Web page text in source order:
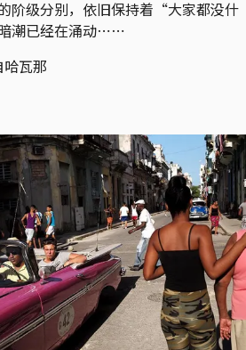
阶级分别，依旧保持着“大家都没什
潮已经在涌动⋯⋯
瓦那